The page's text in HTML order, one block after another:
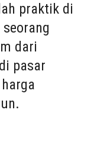
praktik di
dari
pasar